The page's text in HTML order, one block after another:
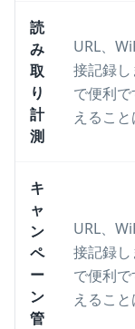
読
み
取
り
計
測
URL、
接記録
で便利
えること
キ
ャ
ン
ペ
ー
ン
管
URL、
接記録
で便利
えること